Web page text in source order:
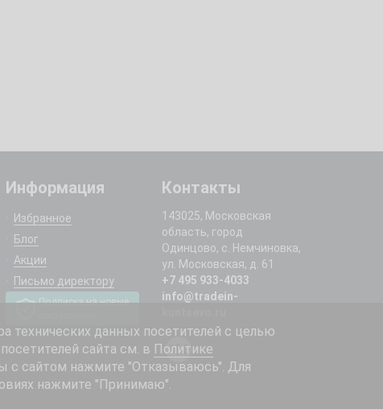
Информация
Избранное
Блог
Акции
Письмо директору
Подписка на новые
Контакты
143025, Московская
область, город
Одинцово, с. Немчиновка,
ул. Московская, д. 61
+7 495 933-4033
info@tradein-
данных посетителей с целью
сайта см. в Политике
с сайтом нажмите "Отказываюсь". Для
нажмите "Принимаю".